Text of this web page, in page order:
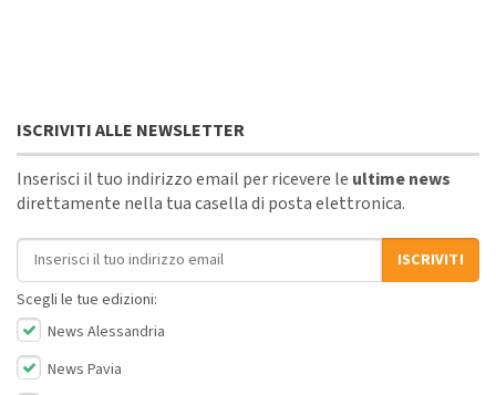
ISCRIVITI ALLE NEWSLETTER
Inserisci il tuo indirizzo email per ricevere le ultime news
direttamente nella tua casella di posta elettronica.
Indirizzo email
ISCRIVITI
Scegli le tue edizioni:
News Alessandria
News Pavia